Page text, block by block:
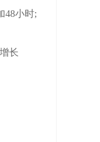
48小时;
长